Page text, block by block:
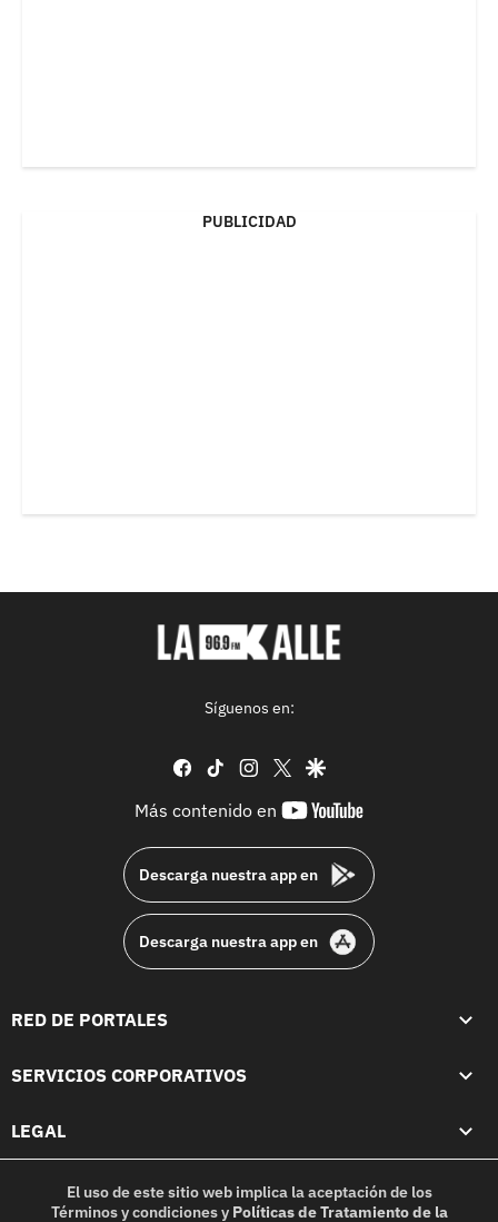
PUBLICIDAD
Síguenos en:
facebook
tiktok instagram
twittergoogle
Más contenido en
youtube-
Descarga nuestra app en
Descarga nuestra app en
RED DE PORTALES
SERVICIOS CORPORATIVOS
LEGAL
El uso de este sitio web implica la aceptación de los
Términos y condicionesy Políticas de Tratamiento de la